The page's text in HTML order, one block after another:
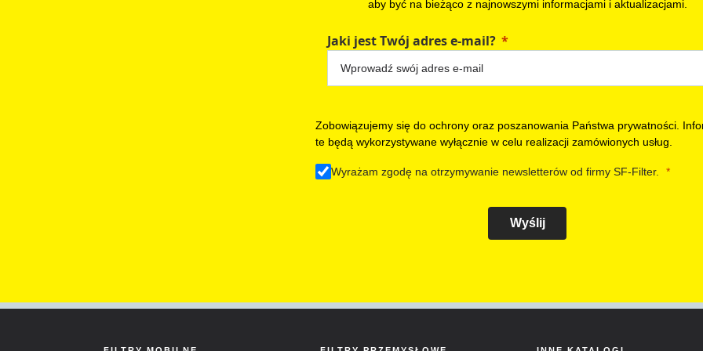
aby być na bieżąco z najnowszymi informacjami i aktualizacjami.
Jaki jest Twój adres e-mail?
Zobowiązujemy się do ochrony oraz poszanowania Państwa prywatności.
te będą wykorzystywane wyłącznie w celu realizacji zamówionych usług.
Wyrażam zgodę na otrzymywanie newsletterów od firmy SF-Filter.
Wyślij